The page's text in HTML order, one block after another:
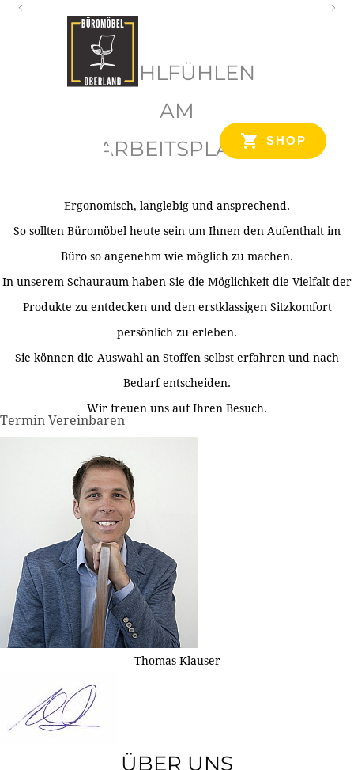
SHOP
WOHLFÜHLEN
AM
ARBEITSPLATZ
Ergonomisch, langlebig und ansprechend.
So sollten Büromöbel heute sein um Ihnen den Aufenthalt im
Büro so angenehm wie möglich zu machen.
In unserem Schauraum haben Sie die Möglichkeit die Vielfalt der
Produkte zu entdecken und den erstklassigen Sitzkomfort
persönlich zu erleben.
Sie können die Auswahl an Stoffen selbst erfahren und nach
Bedarf entscheiden.
Wir freuen uns auf Ihren Besuch.
Termin Vereinbaren
Thomas Klauser
ÜBER UNS